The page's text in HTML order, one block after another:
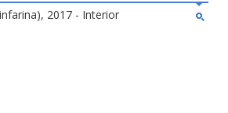
2017 - Interior